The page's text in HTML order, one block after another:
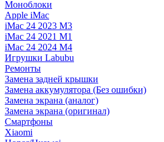
Моноблоки
Apple iMac
iMac 24 2023 M3
iMac 24 2021 M1
iMac 24 2024 M4
Игрушки Labubu
Ремонты
Замена задней крышки
Замена аккумулятора (Без ошибки)
Замена экрана (аналог)
Замена экрана (оригинал)
Смартфоны
Xiaomi